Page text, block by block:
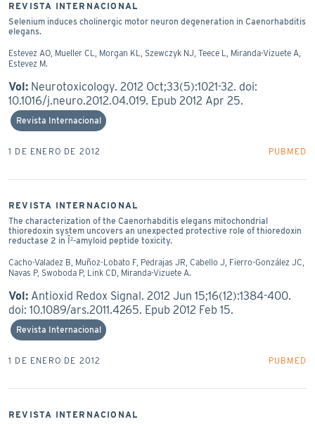
REVISTA INTERNACIONAL
Selenium induces cholinergic motor neuron degeneration in Caenorhabditis
elegans.
Estevez AO, Mueller CL, Morgan KL, Szewczyk NJ, Teece L, Miranda-Vizuete A,
Estevez M.
Vol: Neurotoxicology. 2012 Oct;33(5):1021-32. doi:
10.1016/j.neuro.2012.04.019. Epub 2012 Apr 25.
Revista Internacional
1 DE ENERO DE 2012 PUBMED
REVISTA INTERNACIONAL
The characterization of the Caenorhabditis elegans mitochondrial
thioredoxin system uncovers an unexpected protective role of thioredoxin
reductase 2 in Î²-amyloid peptide toxicity.
Cacho-Valadez B, Muñoz-Lobato F, Pedrajas JR, Cabello J, Fierro-González JC,
Navas P, Swoboda P, Link CD, Miranda-Vizuete A.
Vol: Antioxid Redox Signal. 2012 Jun 15;16(12):1384-400.
doi: 10.1089/ars.2011.4265. Epub 2012 Feb 15.
Revista Internacional
1 DE ENERO DE 2012 PUBMED
REVISTA INTERNACIONAL